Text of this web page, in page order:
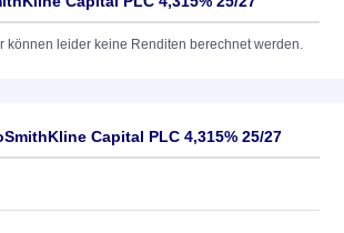
können leider keine Renditen berechnet werden.
Capital PLC 4,315% 25/27